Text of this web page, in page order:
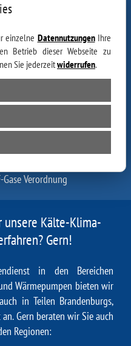
und 2 der Chemikalien-
Richtlinien sowie EU—
Betreiber von Kälte- und
Verordnung
unsere Kälte-Klima-
Gern!
in den Bereichen
Wärmepumpen bieten wir
in Teilen Brandenburgs,
Gern beraten wir Sie auch
Regionen:
einzelne DatennutzungenIhre
Betrieb dieser Webseite zu
Sie jederzeitwiderrufen.